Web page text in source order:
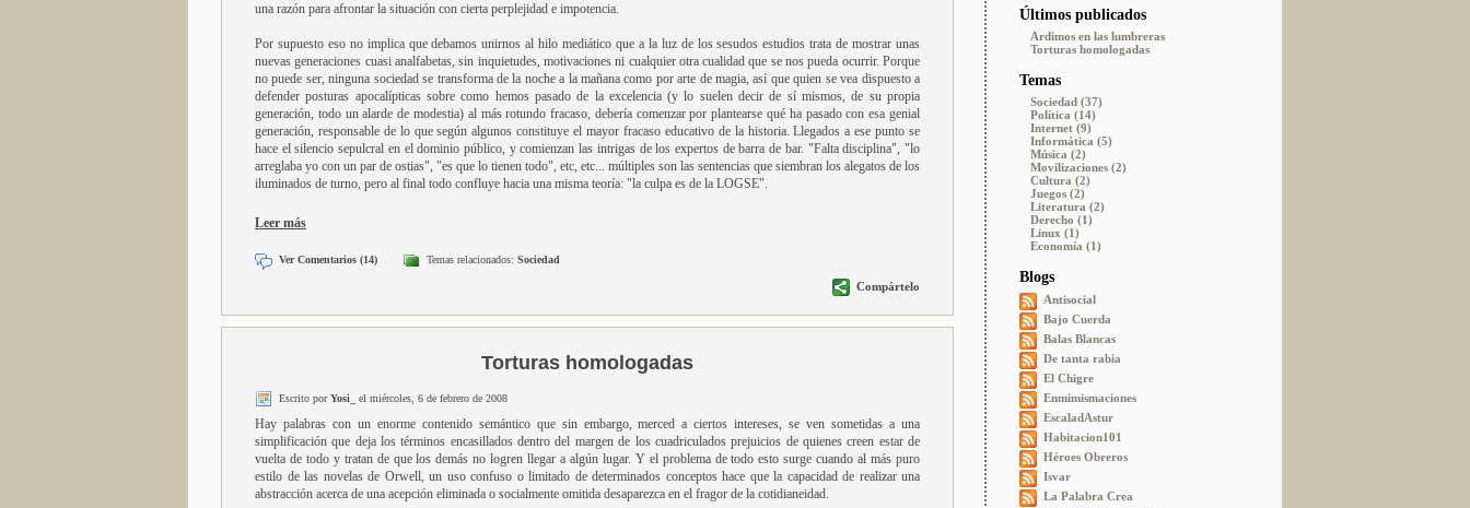
Últimos publicados
Ardimos en las lumbreras
Torturas homologadas
Temas
Sociedad (37)
Política (14)
Internet (9)
Informática (5)
Música (2)
Movilizaciones (2)
Cultura (2)
Juegos (2)
Literatura (2)
Derecho (1)
Linux (1)
Economía (1)
Blogs
Antisocial
Bajo Cuerda
Balas Blancas
De tanta rabia
El Chigre
Enmimismaciones
EscaladAstur
Habitacion101
Héroes Obreros
Isvar
La Palabra Crea
una razón para afrontar la situación con cierta perplejidad e impotencia.
Por supuesto eso no implica que debamos unirnos al hilo mediático que a la luz de los sesudos estudios trata de mostrar unas
nuevas generaciones cuasi analfabetas, sin inquietudes, motivaciones ni cualquier otra cualidad que se nos pueda ocurrir. Porque
no puede ser, ninguna sociedad se transforma de la noche a la mañana como por arte de magia, así que quien se vea dispuesto a
defender posturas apocalípticas sobre como hemos pasado de la excelencia (y lo suelen decir de sí mismos, de su propia
generación, todo un alarde de modestia) al más rotundo fracaso, debería comenzar por plantearse qué ha pasado con esa genial
generación, responsable de lo que según algunos constituye el mayor fracaso educativo de la historia. Llegados a ese punto se
hace el silencio sepulcral en el dominio público, y comienzan las intrigas de los expertos de barra de bar. "Falta disciplina", "lo
arreglaba yo con un par de ostias", "es que lo tienen todo", etc, etc... múltiples son las sentencias que siembran los alegatos de los
iluminados de turno, pero al final todo confluye hacia una misma teoría: "la culpa es de la LOGSE".
Leer más
Ver Comentarios (14) Temas relacionados: Sociedad
Compártelo
Torturas homologadas
Escrito porYosi_ el miércoles, 6 de febrero de 2008
Hay palabras con un enorme contenido semántico que sin embargo, merced a ciertos intereses, se ven sometidas a una
simplificación que deja los términos encasillados dentro del margen de los cuadriculados prejuicios de quienes creen estar de
vuelta de todo y tratan de que los demás no logren llegar a algún lugar. Y el problema de todo esto surge cuando al más puro
estilo de las novelas de Orwell, un uso confuso o limitado de determinados conceptos hace que la capacidad de realizar una
abstracción acerca de una acepción eliminada o socialmente omitida desaparezca en el fragor de la cotidianeidad.